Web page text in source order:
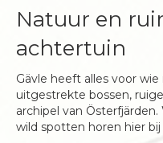
Natuur en
achtertuin
Gävle heeft alles voor
uitgestrekte bossen,
archipel van
wild spotten horen hier